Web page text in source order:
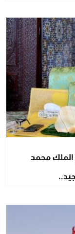
الملك محمد